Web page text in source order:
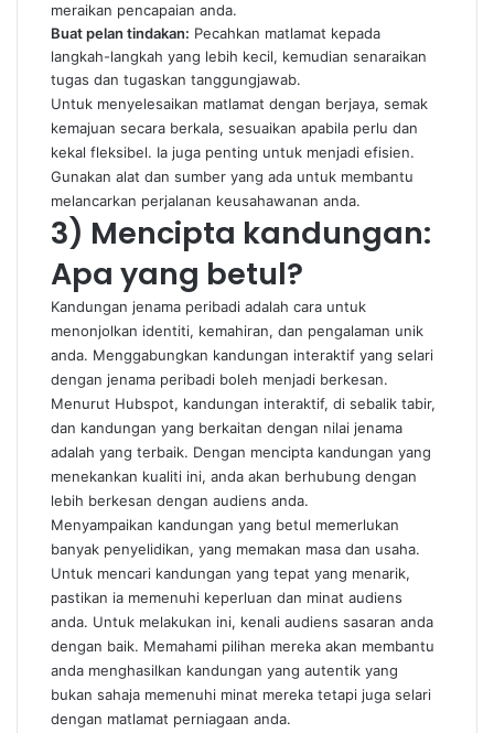
meraikan pencapaian anda.
Buat pelan tindakan: Pecahkan matlamat kepada
langkah-langkah yang lebih kecil, kemudian senaraikan
tugas dan tugaskan tanggungjawab.
Untuk menyelesaikan matlamat dengan berjaya, semak
kemajuan secara berkala, sesuaikan apabila perlu dan
kekal fleksibel. Ia juga penting untuk menjadi efisien.
Gunakan alat dan sumber yang ada untuk membantu
melancarkan perjalanan keusahawanan anda.
3) Mencipta kandungan:
Apa yang betul?
Kandungan jenama peribadi adalah cara untuk
menonjolkan identiti, kemahiran, dan pengalaman unik
anda. Menggabungkan kandungan interaktif yang selari
dengan jenama peribadi boleh menjadi berkesan.
Menurut Hubspot, kandungan interaktif, di sebalik tabir,
dan kandungan yang berkaitan dengan nilai jenama
adalah yang terbaik. Dengan mencipta kandungan yang
menekankan kualiti ini, anda akan berhubung dengan
lebih berkesan dengan audiens anda.
Menyampaikan kandungan yang betul memerlukan
banyak penyelidikan, yang memakan masa dan usaha.
Untuk mencari kandungan yang tepat yang menarik,
pastikan ia memenuhi keperluan dan minat audiens
anda. Untuk melakukan ini, kenali audiens sasaran anda
dengan baik. Memahami pilihan mereka akan membantu
anda menghasilkan kandungan yang autentik yang
bukan sahaja memenuhi minat mereka tetapi juga selari
dengan matlamat perniagaan anda.